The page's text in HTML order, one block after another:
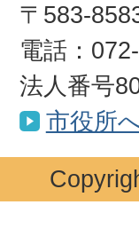
〒583-
電話：
法人番号
市役所